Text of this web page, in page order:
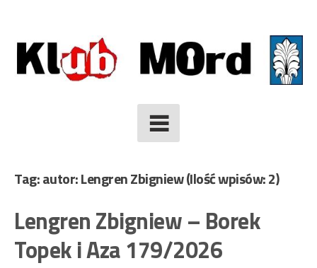
to
content
Tag: autor: Lengren Zbigniew(Ilość wpisów: 2)
Lengren Zbigniew – Borek
Topek i Aza 179/2026